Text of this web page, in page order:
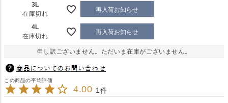
3L
在庫切れ
再入荷お知らせ
4L
在庫切れ
再入荷お知らせ
申し訳ございません。ただいま在庫がございません。
4.00 1